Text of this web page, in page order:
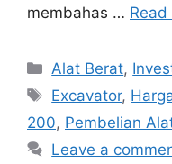
membahas … Read
Categories
Alat Berat,
Tags
Excavator,
200, Pembelian
Leave a